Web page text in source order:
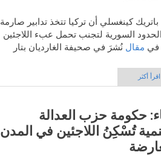
كينغسلي أن تركيا تتخذ تدابير صارمة
السورية لتجنب تحمل عبء اللاجئين
في مقال نُشرَ في صحيفة الغارديان بتار
اقرأ أكثر
حكومة حزب العدالة
تُسْكِنُ اللاجئين في المدن